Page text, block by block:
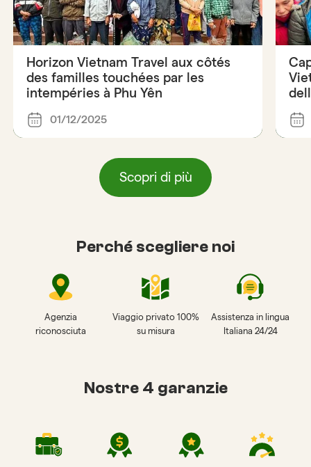
Horizon Vietnam Travel aux côtés
des familles touchées par les
intempéries à Phu Yên
01/12/2025
Scopri di più
Perché scegliere noi
Agenzia
riconosciuta
Viaggio privato 100%
su misura
Assistenza in lingua
Italiana 24/24
Nostre 4 garanzie